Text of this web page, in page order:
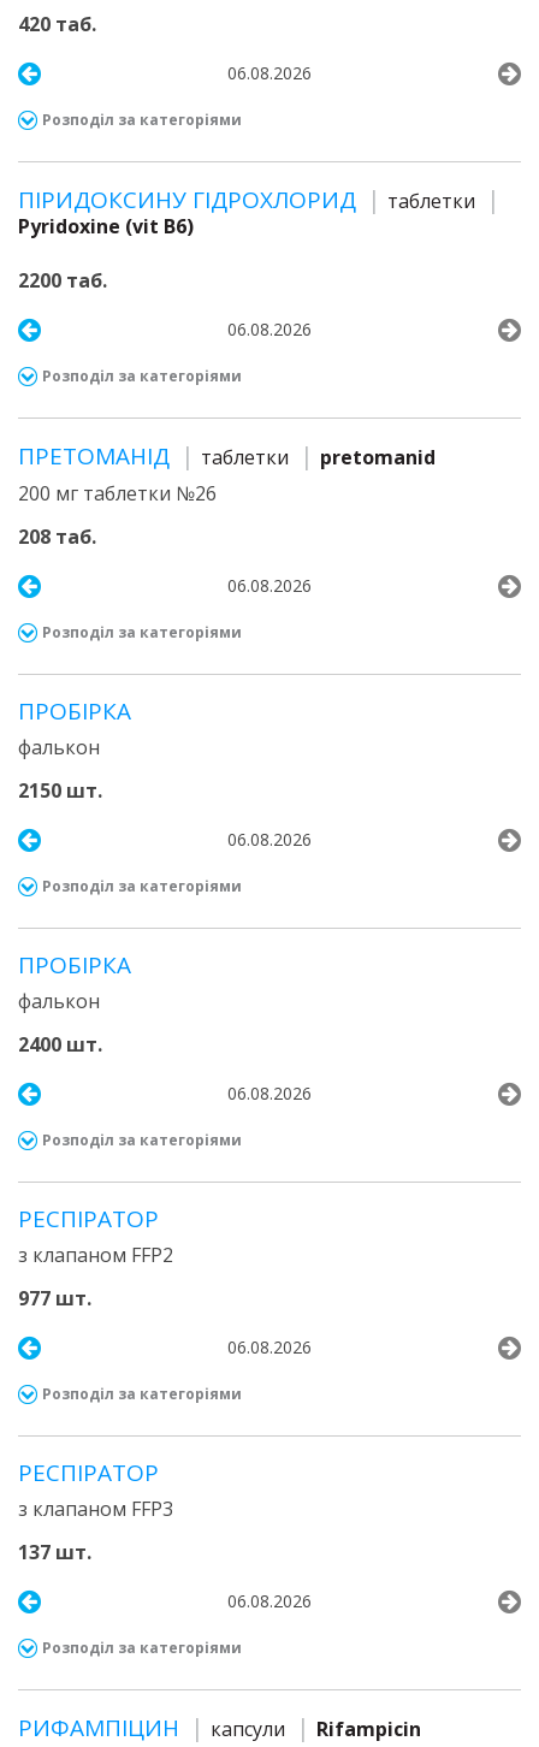
420 таб.
06.08.2026
Розподіл за категоріями
ПІРИДОКСИНУ ГІДРОХЛОРИД
таблетки
Pyridoxine (vit B6)
2200 таб.
06.08.2026
Розподіл за категоріями
ПРЕТОМАНІД таблетки
pretomanid
200 мг таблетки №26
208 таб.
06.08.2026
Розподіл за категоріями
ПРОБІРКА
фалькон
2150 шт.
06.08.2026
Розподіл за категоріями
ПРОБІРКА
фалькон
2400 шт.
06.08.2026
Розподіл за категоріями
РЕСПІРАТОР
з клапаном FFP2
977 шт.
06.08.2026
Розподіл за категоріями
РЕСПІРАТОР
з клапаном FFP3
137 шт.
06.08.2026
Розподіл за категоріями
РИФАМПІЦИН капсули Rifampicin